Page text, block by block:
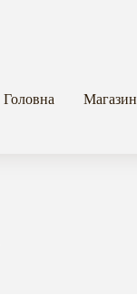
Головна Магазин